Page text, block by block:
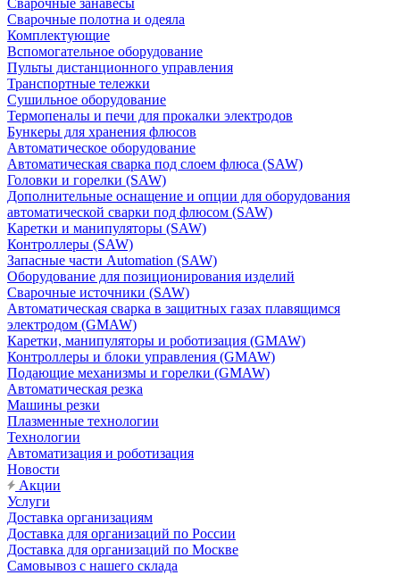
Сварочные занавесы
Сварочные полотна и одеяла
Комплектующие
Вспомогательное оборудование
Пульты дистанционного управления
Транспортные тележки
Сушильное оборудование
Термопеналы и печи для прокалки электродов
Бункеры для хранения флюсов
Автоматическое оборудование
Автоматическая сварка под слоем флюса (SAW)
Головки и горелки (SAW)
Дополнительные оснащение и опции для оборудования
автоматической сварки под флюсом (SAW)
Каретки и манипуляторы (SAW)
Контроллеры (SAW)
Запасные части Automation (SAW)
Оборудование для позиционирования изделий
Сварочные источники (SAW)
Автоматическая сварка в защитных газах плавящимся
электродом (GMAW)
Каретки, манипуляторы и роботизация (GMAW)
Контроллеры и блоки управления (GMAW)
Подающие механизмы и горелки (GMAW)
Автоматическая резка
Машины резки
Плазменные технологии
Технологии
Автоматизация и роботизация
Новости
Акции
Услуги
Доставка организациям
Доставка для организаций по России
Доставка для организаций по Москве
Самовывоз с нашего склада